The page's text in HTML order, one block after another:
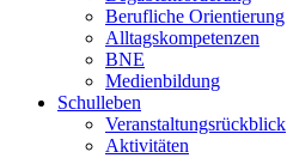
Berufliche Orientierung
Alltagskompetenzen
BNE
Medienbildung
Schulleben
Veranstaltungsrückblick
Aktivitäten